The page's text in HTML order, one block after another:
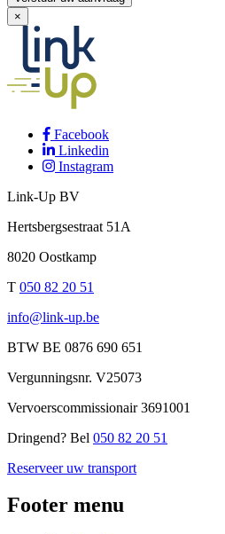
×
Facebook
Linkedin
Instagram
Link-Up BV
Hertsbergsestraat 51A
8020 Oostkamp
T 050 82 20 51
info@link-up.be
BTW BE 0876 690 651
Vergunningsnr. V25073
Vervoerscommissionair3691001
Dringend? Bel 050 82 20 51
Reserveer uw transport
Footer menu